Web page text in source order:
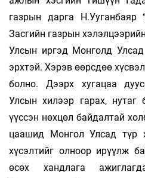
газрын дарга Н.Ууганбаяр
Засгийн газрын
Улсын иргэд Монголд
эрхтэй. Хэрэв өөрсдөө
болно. Дээрх хугацаа
Улсын хилээр гарах, нутаг
үүссэн нөхцөл байдалтай
цаашид Монгол Улсад түр
хүсэлтийг олноор ирүүлж
өсөх хандлага